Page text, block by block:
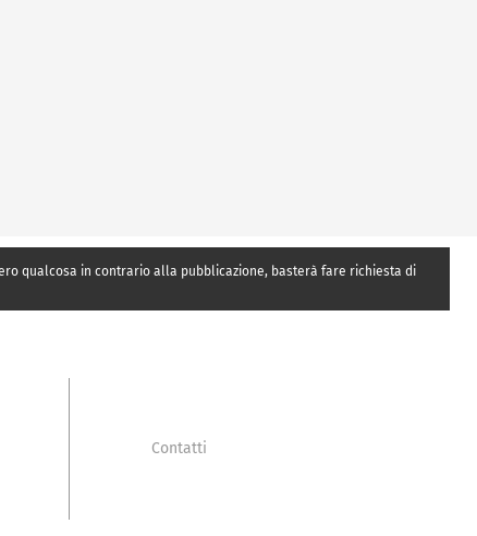
qualcosa in contrario alla pubblicazione, basterà fare richiesta di
Contatti